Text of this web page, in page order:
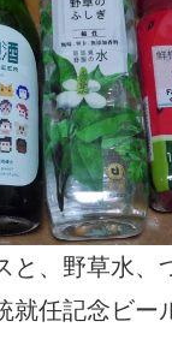
と、野草水、
就任記念ビー